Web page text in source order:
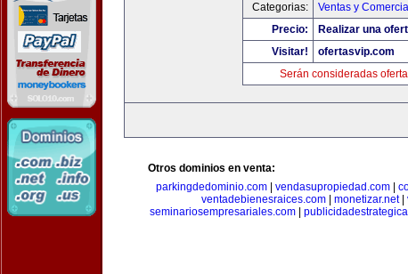
Categorias:
Ventas y
Precio:
Realizar una
Visitar!
ofertasvip.com
Serán consideradas
Otros dominios en venta:
parkingdedominio.com| vendasupropiedad.com|
ventadebienesraices.com
monetizar.net|
seminariosempresariales.com|